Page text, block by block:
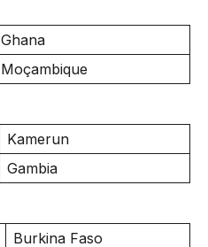
Ghana
Moçambique
Kamerun
Gambia
Burkina Faso